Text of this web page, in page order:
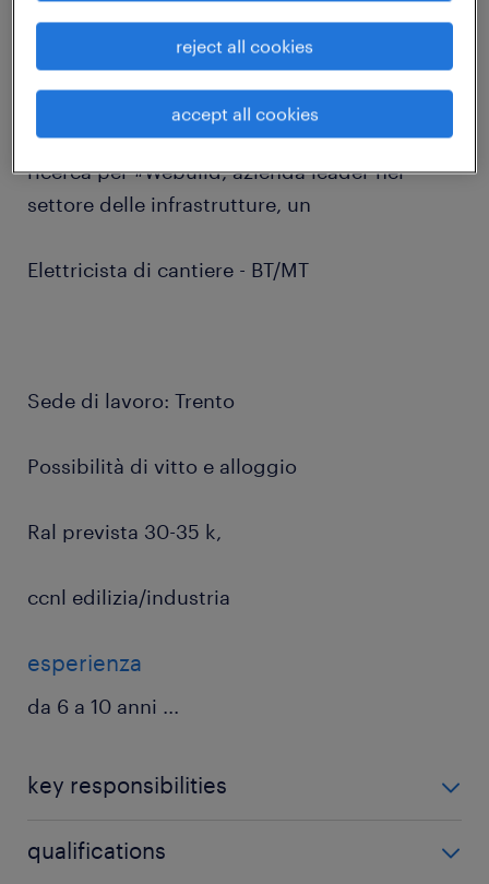
Sei un elettricista con esperienza in impianti
industriali e infrastrutturali?
Randstad Italia, Specialty Construction,
ricerca per #Webuild, azienda leader nel
settore delle infrastrutture, un
Elettricista di cantiere - BT/MT
Sede di lavoro: Trento
Possibilità di vitto e alloggio
Ral prevista 30-35 k,
ccnl edilizia/industria
esperienza
da 6 a 10 anni ...
key responsibilities
qualifications
reject all cookies
accept all cookies